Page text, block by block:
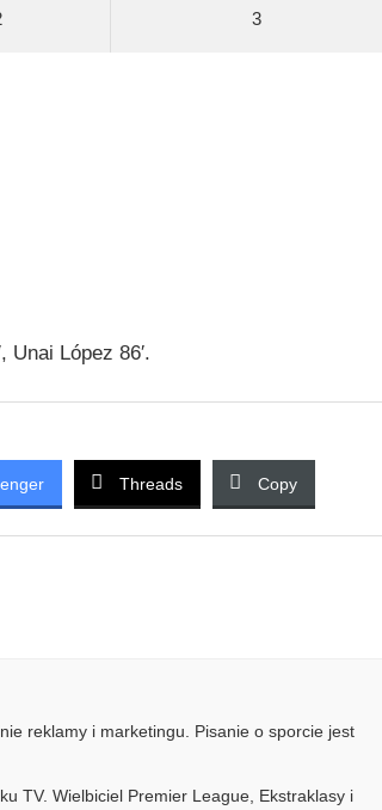
3
Unai López 86′.
Threads Copy
reklamy i marketingu. Pisanie o sporcie jest
TV. Wielbiciel Premier League, Ekstraklasy i